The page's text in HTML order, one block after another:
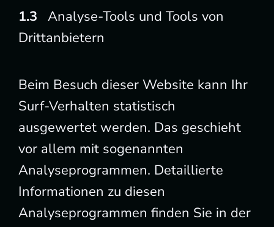
Analyse-Tools und Tools von
Dritt­anbietern
Beim Besuch dieser Website kann Ihr
Surf-Verhalten statistisch
ausgewertet werden. Das geschieht
vor allem mit sogenannten
Analyseprogrammen. Detaillierte
Informationen zu diesen
Analyseprogrammen finden Sie in der